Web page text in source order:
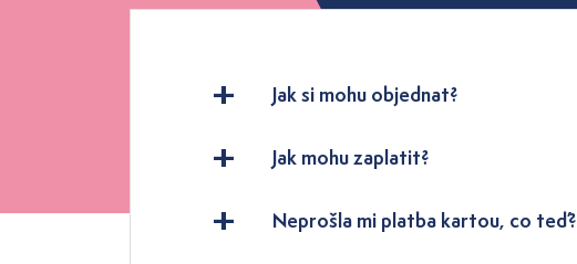
Jak si mohu objednat?
Jak mohu zaplatit?
Neprošla mi platba kartou, co teď?